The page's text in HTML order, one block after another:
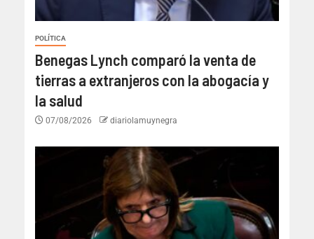
POLÍTICA
Benegas Lynch comparó la venta de
tierras a extranjeros con la abogacía y
la salud
07/08/2026 diariolamuynegra